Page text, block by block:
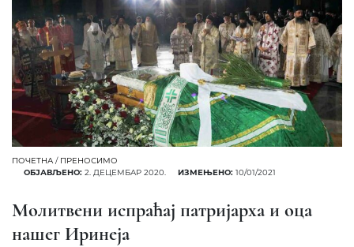
ПОЧЕТНА / ПРЕНОСИМО
ОБЈАВЉЕНО: 2. ДЕЦЕМБАР 2020. ИЗМЕЊЕНО: 10/01/2021
Молитвени испраћај патријарха и оца
нашег Иринеја